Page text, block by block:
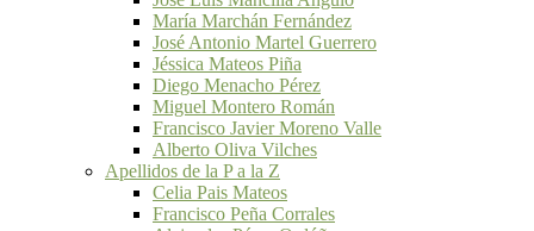
María Marchán Fernández
José Antonio Martel Guerrero
Jéssica Mateos Piña
Diego Menacho Pérez
Miguel Montero Román
Francisco Javier Moreno Valle
Alberto Oliva Vilches
Apellidos de la P a la Z
Celia Pais Mateos
Francisco Peña Corrales